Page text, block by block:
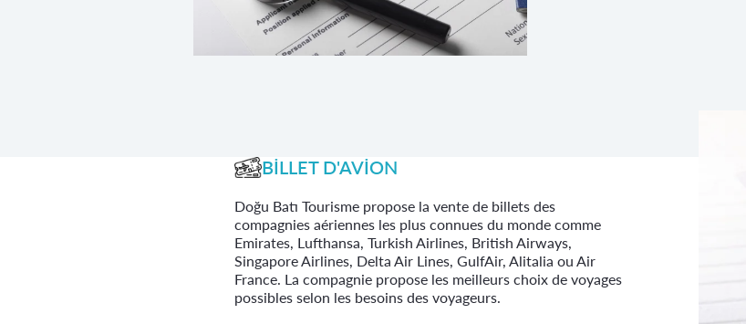
BİLLET D'AVİON
Doğu Batı Tourisme propose la vente de billets des
compagnies aériennes les plus connues du monde comme
Emirates, Lufthansa, Turkish Airlines, British Airways,
Singapore Airlines, Delta Air Lines, GulfAir, Alitalia ou Air
France. La compagnie propose les meilleurs choix de voyages
possibles selon les besoins des voyageurs.